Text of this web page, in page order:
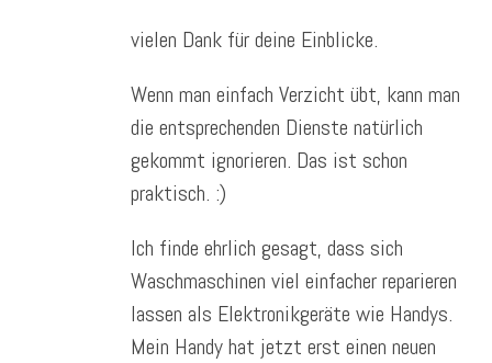
vielen Dank für deine Einblicke.
Wenn man einfach Verzicht übt, kann man
die entsprechenden Dienste natürlich
gekommt ignorieren. Das ist schon
praktisch. :)
Ich finde ehrlich gesagt, dass sich
Waschmaschinen viel einfacher reparieren
lassen als Elektronikgeräte wie Handys.
Mein Handy hat jetzt erst einen neuen